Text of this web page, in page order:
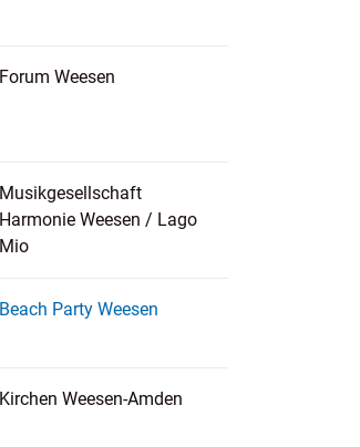
Forum Weesen
Musikgesellschaft
Harmonie Weesen / Lago
Mio
Beach Party Weesen
Kirchen Weesen-Amden